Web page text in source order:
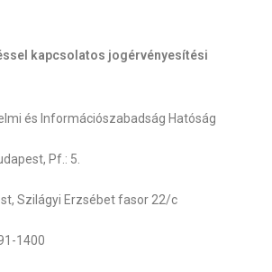
kapcsolatos jogérvényesítési
és Információszabadság Hatóság
Pf.: 5.
Szilágyi Erzsébet fasor 22/c
1400